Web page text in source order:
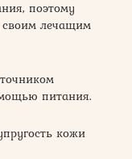
поэтому
своим лечащим
питания.
кожи